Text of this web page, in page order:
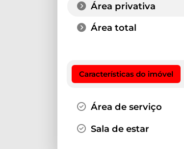
Área privativa
Área total
Características do imóvel
Área de serviço
Sala de estar